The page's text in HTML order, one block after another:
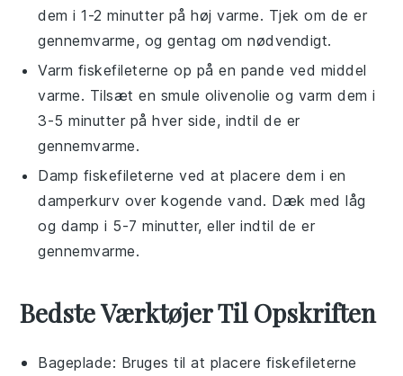
dem i 1-2 minutter på høj varme. Tjek om de er
gennemvarme, og gentag om nødvendigt.
Varm fiskefileterne op på en pande ved middel
varme. Tilsæt en smule olivenolie og varm dem i
3-5 minutter på hver side, indtil de er
gennemvarme.
Damp fiskefileterne ved at placere dem i en
damperkurv over kogende vand. Dæk med låg
og damp i 5-7 minutter, eller indtil de er
gennemvarme.
Bedste Værktøjer Til Opskriften
Bageplade: Bruges til at placere fiskefileterne